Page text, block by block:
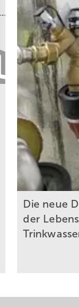
Die neue
der